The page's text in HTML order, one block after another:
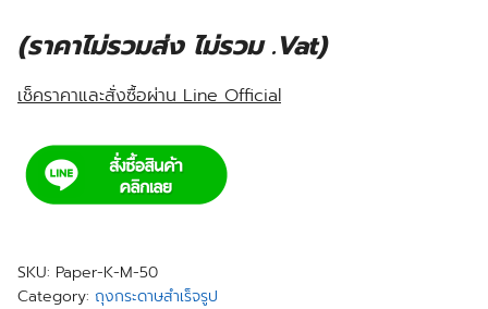
(ราคาไม่รวมส่ง ไม่รวม .Vat)
เช็คราคาและสั่งซื้อผ่าน Line Official
SKU: Paper-K-M-50
Category: ถุงกระดาษสำเร็จรูป